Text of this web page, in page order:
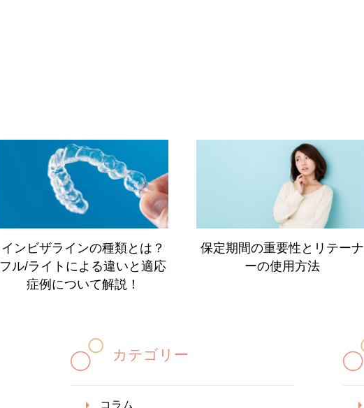
インビザラインの種類とは？
フル/ライトによる違いと適応
症例について解説！
保定期間の重要性とリテーナ
ーの使用方法
カテゴリー
コラム